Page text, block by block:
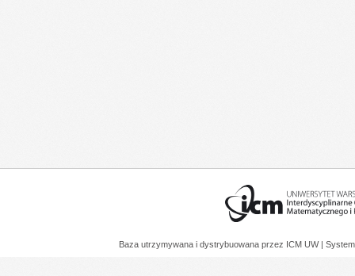
Baza utrzymywana i dystrybuowana przez ICM UW |